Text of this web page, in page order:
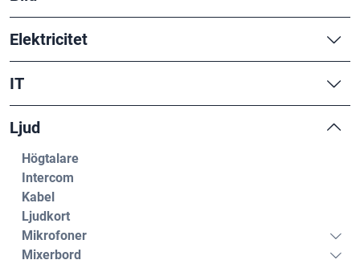
Elektricitet
IT
Ljud
Högtalare
Intercom
Kabel
Ljudkort
Mikrofoner
Mixerbord